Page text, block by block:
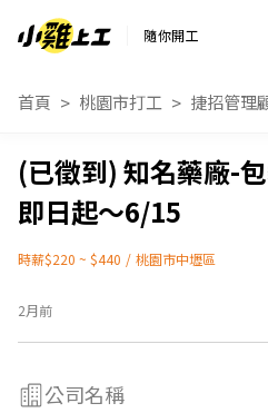
隨你開工
首頁 桃園市打工 捷招管理
知名藥廠-
即日起～6/15
時薪$220 ~ $440 / 桃園市中壢區
2月前
公司名稱